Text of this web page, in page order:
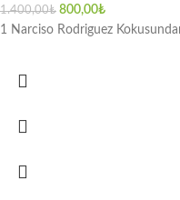
1.400,00₺ 800,00₺
1 Narciso Rodriguez